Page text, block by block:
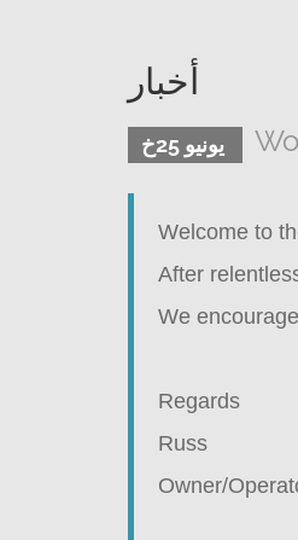
أخبار
يونيو 25خ
Welcome to
After
We
Regards
Russ
Owner/